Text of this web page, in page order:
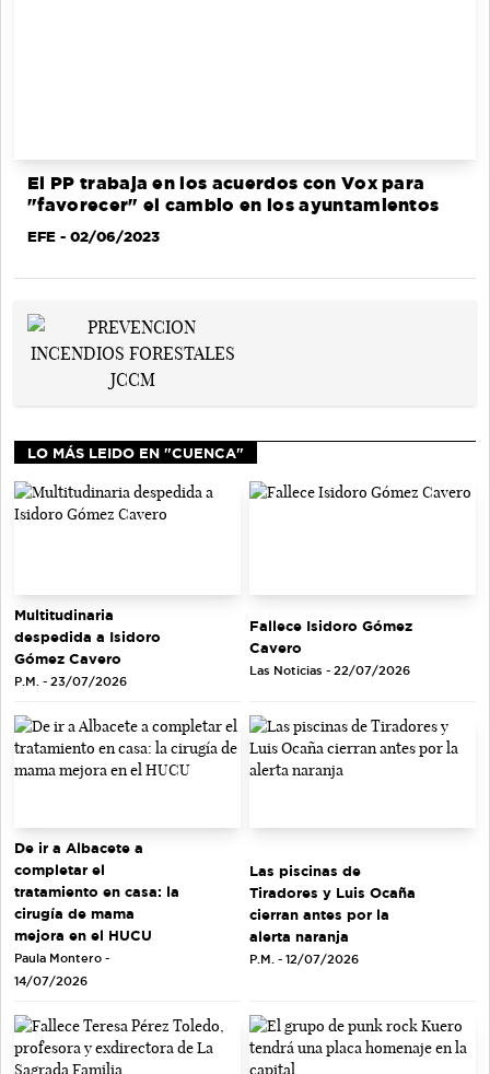
El PP trabaja en los acuerdos con Vox para
"favorecer" el cambio en los ayuntamientos
EFE - 02/06/2023
LO MÁS LEIDO EN "CUENCA"
Multitudinaria
despedida a Isidoro
Gómez Cavero
P.M. - 23/07/2026
Fallece Isidoro Gómez
Cavero
Las Noticias - 22/07/2026
De ir a Albacete a
completar el
tratamiento en casa: la
cirugía de mama
mejora en el HUCU
Paula Montero -
14/07/2026
Las piscinas de
Tiradores y Luis Ocaña
cierran antes por la
alerta naranja
P.M. - 12/07/2026